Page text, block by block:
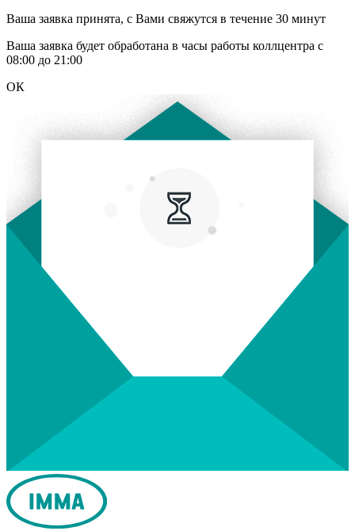
Ваша заявка принята, с Вами свяжутся в течение 30 минут
Ваша заявка будет обработана в часы работы коллцентра с
08:00 до 21:00
ОК